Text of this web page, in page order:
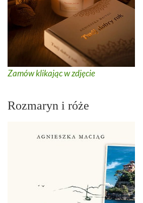
Zamów klikając w zdjęcie
Rozmaryn i róże